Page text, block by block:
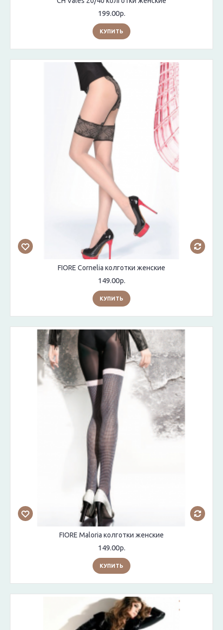
199.00р.
КУПИТЬ
FIORE Cornelia колготки женские
149.00р.
КУПИТЬ
FIORE Maloria колготки женские
149.00р.
КУПИТЬ